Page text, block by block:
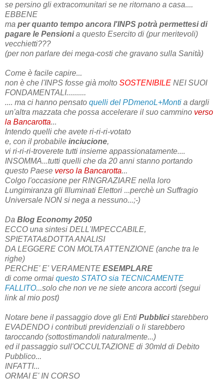
se persino gli extracomunitari se ne ritornano a casa....
EBBENE
ma per quanto tempo ancora l'INPS potrà permettesi di
pagare le Pensionia questo Esercito di (pur meritevoli)
vecchietti???
(per non parlare dei mega-costi che gravano sulla Sanità)
Come è facile capire...
non è che l'INPS fosse già molto SOSTENIBILE NEI SUOI
FONDAMENTALI..........
.... ma ci hanno pensato quelli del PDmenoL+Monti a dargli
un'altra mazzata che possa accelerare il suo cammino verso
la Bancarotta...
Intendo quelli che avete ri-ri-ri-votato
e, con il probabile inciucione,
vi ri-ri-ri-troverete tutti insieme appassionatamente....
INSOMMA...tutti quelli che da 20 anni stanno portando
questo Paese verso la Bancarotta...
Colgo l'occasione per RINGRAZIARE nella loro
Lungimiranza gli Illuminati Elettori ...perchè un Suffragio
Universale NON si nega a nessuno...;-)
Da Blog Economy 2050
ECCO una sintesi DELL'IMPECCABILE,
SPIETATA&DOTTA ANALISI
DA LEGGERE CON MOLTA ATTENZIONE (anche tra le
righe)
PERCHE' E' VERAMENTE ESEMPLARE
di come ormai questo STATO sia TECNICAMENTE
FALLITO...solo che non ve ne siete ancora accorti (segui
link al mio post)
Notare bene il passaggio dove gli Enti Pubblicistarebbero
EVADENDO i contributi previdenziali o li starebbero
taroccando (sottostimandoli naturalmente...)
ed il passaggio sull'OCCULTAZIONE di 30mld di Debito
Pubblico...
INFATTI...
ORMAI E' IN CORSO